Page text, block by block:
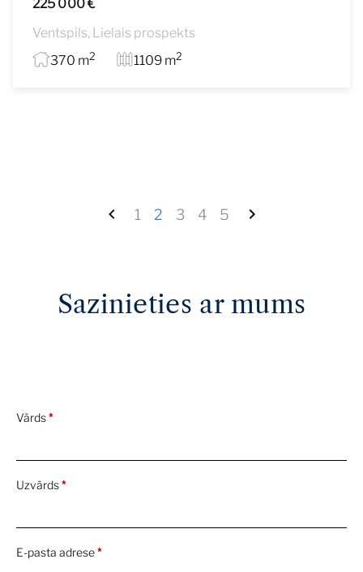
225 000 €
Ventspils, Lielais prospekts
370 m2 1109 m2
1 2 3 4 5
Sazinieties ar mums
Vārds*
Uzvārds*
E-pasta adrese*